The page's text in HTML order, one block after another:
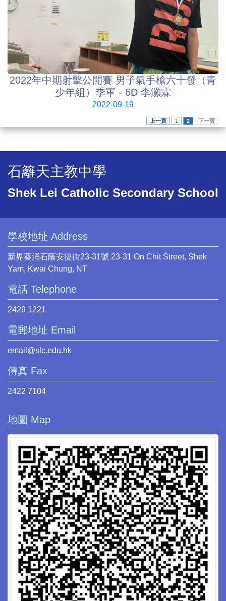
2022年中期射擊公開賽 男子氣手槍六十發（青
少年組）季軍 - 6D 李灝霖
2022-09-19
上一頁 1 2 下一頁
石籬天主教中學
Shek Lei Catholic Secondary School
學校地址 Address
新界葵涌石蔭安捷街23-31號 23-31 On Chit Street, Shek
Yam, Kwai Chung, NT
電話 Telephone
2429 1221
電郵地址 Email
email@slc.edu.hk
傳真 Fax
2422 7104
地圖 Map